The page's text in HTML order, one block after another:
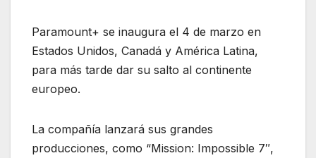
Paramount+ se inaugura el 4 de marzo en
Estados Unidos, Canadá y América Latina,
para más tarde dar su salto al continente
europeo.
La compañía lanzará sus grandes
producciones, como “Mission: Impossible 7″,